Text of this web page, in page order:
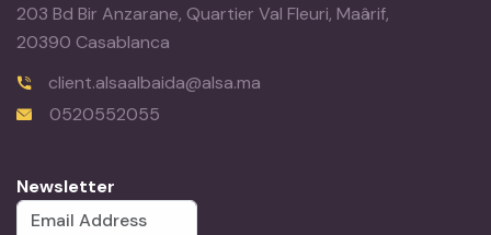
203 Bd Bir Anzarane, Quartier Val Fleuri, Maârif,
20390 Casablanca
client.alsaalbaida@alsa.ma
0520552055
Newsletter